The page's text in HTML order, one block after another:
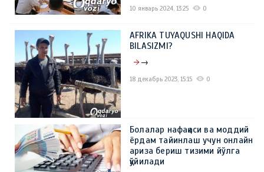
10 январь 2024, 13:25 0
AFRIKA TUYAQUSHI HAQIDA
BILASIZMI?
→
18 декабрь 2023, 15:15 0
Болалар нафақаси ва моддий
ёрдам тайинлаш учун онлайн
ариза бериш тизими йўлга
қўйилади